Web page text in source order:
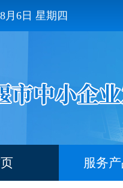
月6日 星期四
服务